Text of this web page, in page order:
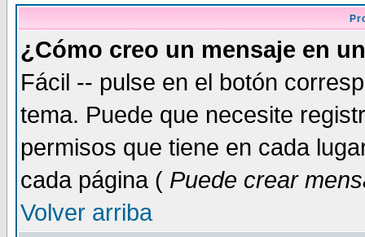
¿Cómo creo un mensaje en
Fácil -- pulse en el botón
tema. Puede que necesite
permisos que tiene en cada
cada página ( Puede crear
Volver arriba